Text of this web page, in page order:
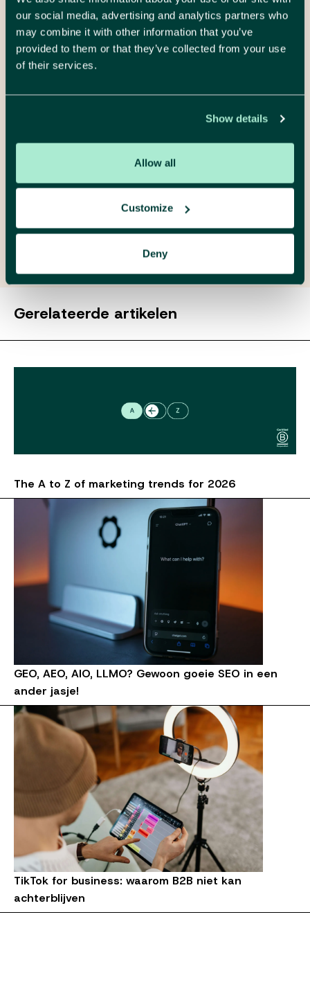
our social media, advertising and analytics partners who
may combine it with other information that you’ve
provided to them or that they’ve collected from your use
of their services.
Show details
Allow all
Customize
Deny
We luisteren, denken mee en maken het
concreet. Neem gerust contact op voor
digitaal project marketeer
Maak een afspraak
Wouter Mille
strategisch marketeer
Maak een afspraak
Gerelateerde artikelen
The A to Z of marketing trends for 2026
GEO, AEO, AIO, LLMO? Gewoon goeie SEO in een
ander jasje!
TikTok for business: waarom B2B niet kan
achterblijven